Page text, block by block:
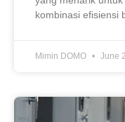
kombinasi efisiensi
Mimin DOMO June